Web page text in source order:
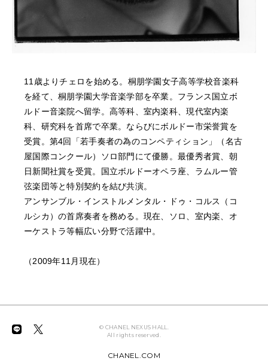
11歳よりチェロを始める。桐朋学園女子高等学校音楽科
を経て、桐朋学園大学音楽学部を卒業。フランス国立ボ
ルドー音楽院へ留学。高等科、室内楽科、現代室内楽
科、研究科を首席で卒業。ならびにボルドー市栄誉賞を
受賞。第4回「若手奏者の為のコンペティション」（名古
屋国際コンクール）ソロ部門にて優勝。最優秀者賞、朝
日新聞社賞を受賞。国立ボルドーオペラ座、ラムルー管
弦楽団等と特別契約を結び共演。
アンサンブル・インストルメンタル・ドゥ・コルス（コ
ルシカ）の首席奏者を務める。現在、ソロ、室内楽、オ
ーケストラ等幅広い分野で活躍中。
（2009年11月現在）
© CHANEL NEXUS HALL.
All rights reserved.
CHANEL.COM